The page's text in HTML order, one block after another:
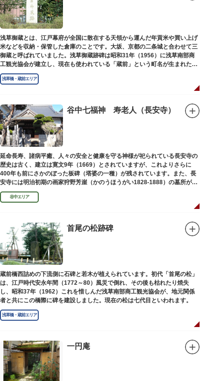
浅草御蔵とは、江戸幕府が全国に散在する天領から運んだ年貢米や買い上げ
米などを収納・保管した倉庫のことです。大坂、京都の二条城と合わせて三
御蔵と呼ばれていました。浅草御蔵跡碑は昭和31年（1956）に浅草南部商
工観光協会が建立し、現在も使われている「蔵前」という町名が生まれたの
は昭和9年（1934）のことです。
浅草橋・蔵前エリア
谷中七福神 寿老人（長安寺）
延命長寿、諸病平癒、人々の安全と健康を守る神様が祀られている長安寺の
歴史は古く、建立は寛文9年（1669）とされていますが、これよりさらに
400年も前にさかのぼった板碑（塔婆の一種）が残されています。また、長
安寺には明治初期の画家狩野芳崖（かのうほうがい1828-1888）の墓所があ
ります。
谷中エリア
首尾の松跡碑
蔵前橋西詰めの下流側に石碑と若木が植えられています。初代「首尾の松」
は、江戸時代安永年間（1772～80）風災で倒れ、その後も枯れたり焼失
し、昭和37年（1962）これを惜しんだ浅草南部商工観光協会が、地元関係
者と共にこの橋際に碑を建設しました。現在の松は七代目といわれます。
浅草橋・蔵前エリア
一円庵